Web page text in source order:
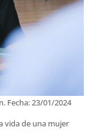
Fecha: 23/01/2024
vida de una mujer